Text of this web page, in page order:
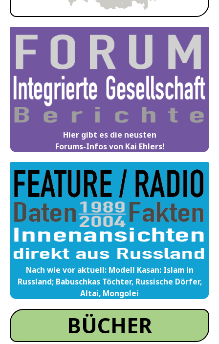
Hier gibt es die neusten
Forums-Infos von Kai Ehlers!
Nach wie vor aktuell: Modell Kasan: Islam in
Russland; Babuschkas Töchter, Russische Dörfer,
Altai, Mongolei
BÜCHER